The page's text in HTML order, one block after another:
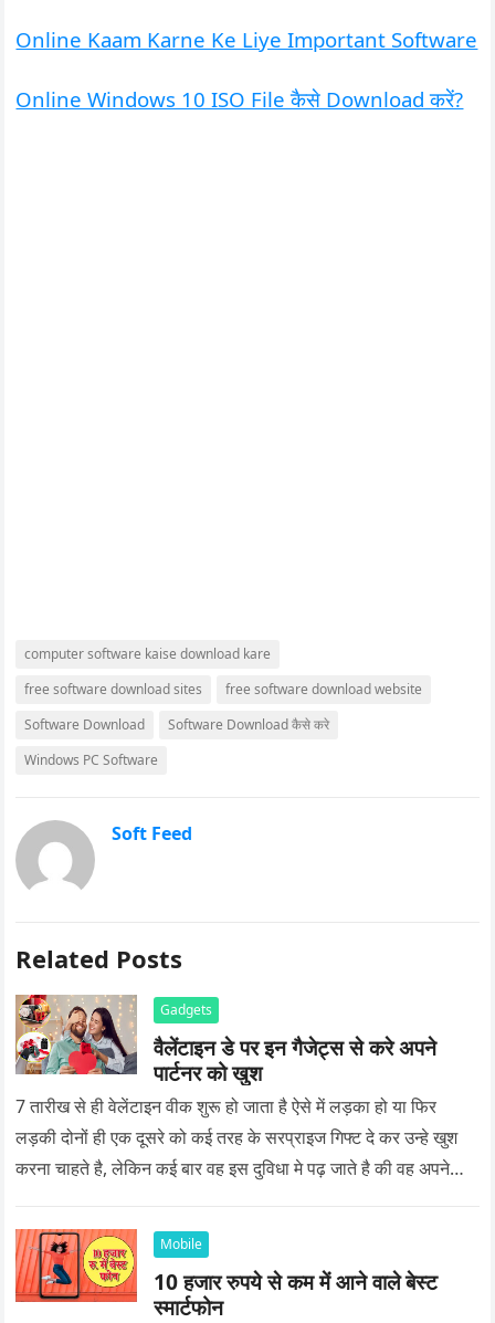
Online Kaam Karne Ke Liye Important Software
Online Windows 10 ISO File कैसे Download करें?
computer software kaise download kare
free software download sites
free software download website
Software Download
Software Download कैसे करे
Windows PC Software
Soft Feed
Related Posts
Gadgets
वैलेंटाइन डे पर इन गैजेट्स से करे अपने
पार्टनर को खुश
7 तारीख से ही वेलेंटाइन वीक शुरू हो जाता है ऐसे में लड़का हो या फिर
लड़की दोनों ही एक दूसरे को कई तरह के सरप्राइज गिफ्ट दे कर उन्हे खुश
करना चाहते है, लेकिन कई बार वह इस दुविधा मे पढ़ जाते है की वह अपने
Mobile
10 हजार रुपये से कम में आने वाले बेस्ट
स्मार्टफोन